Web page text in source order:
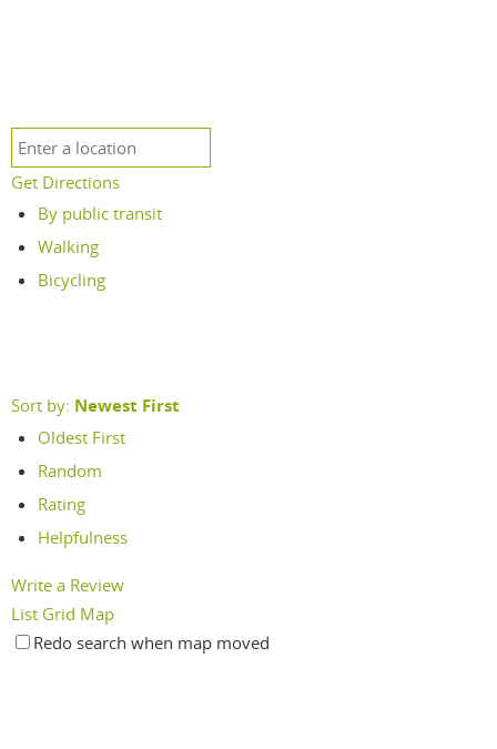
Get Directions
By public transit
Walking
Bicycling
Sort by: Newest First
Oldest First
Random
Rating
Helpfulness
Write a Review
List Grid Map
Redo search when map moved